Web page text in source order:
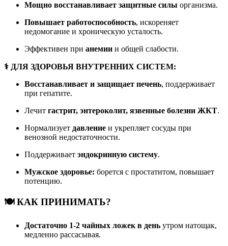
Мощно восстанавливает защитные силы организма.
Повышает работоспособность, искореняет
недомогание и хроническую усталость.
Эффективен при анемии и общей слабости.
⚕️ ДЛЯ ЗДОРОВЬЯ ВНУТРЕННИХ СИСТЕМ:
Восстанавливает и защищает печень, поддерживает
при гепатите.
Лечит гастрит, энтероколит, язвенные болезни ЖКТ.
Нормализует давление и укрепляет сосуды при
венозной недостаточности.
Поддерживает эндокринную систему.
Мужское здоровье: борется с простатитом, повышает
потенцию.
🍽️ КАК ПРИНИМАТЬ?
Достаточно 1-2 чайных ложек в день утром натощак,
медленно рассасывая.